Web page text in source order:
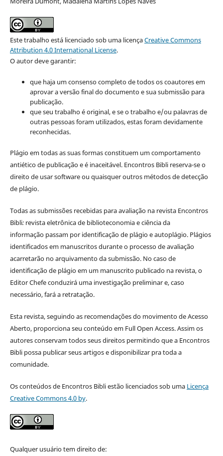
Este trabalho está licenciado sob uma licençaCreative Commons
Attribution 4.0 International License.
O autor deve garantir:
que haja um consenso completo de todos os coautores em
aprovar a versão final do documento e sua submissão para
publicação.
que seu trabalho é original, e se o trabalho e/ou palavras de
outras pessoas foram utilizados, estas foram devidamente
reconhecidas.
Plágio em todas as suas formas constituem um comportamento
antiético de publicação e é inaceitável. Encontros Bibli reserva-se o
direito de usar software ou quaisquer outros métodos de detecção
de plágio.
Todas as submissões recebidas para avaliação na revista Encontros
Bibli: revista eletrônica de biblioteconomia e ciência da
informaçãopassam por identificação de plágio e autoplágio. Plágios
identificados em manuscritos durante o processo de avaliação
acarretarão no arquivamento da submissão. No caso de
identificação de plágio em um manuscrito publicado na revista, o
Editor Chefe conduzirá uma investigação preliminar e, caso
necessário, fará a retratação.
Esta revista, seguindo as recomendações do movimento de Acesso
Aberto, proporciona seu conteúdo em Full Open Access. Assim os
autores conservam todos seus direitos permitindo que a Encontros
Bibli possa publicar seus artigos e disponibilizar pra toda a
comunidade.
Os conteúdos de Encontros Bibli estão licenciados sob uma Licença
Creative Commons 4.0 by.
Qualquer usuário tem direito de: